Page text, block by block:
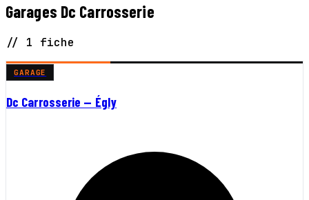
Garages Dc Carrosserie
// 1 fiche
GARAGE
Dc Carrosserie — Égly